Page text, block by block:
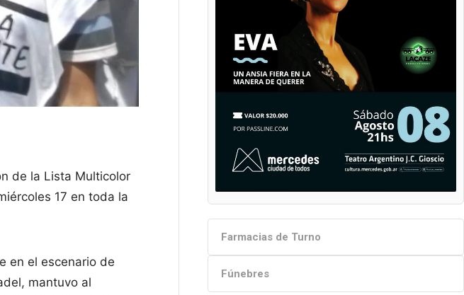
de la Lista Multicolor
17 en toda la
en el escenario de
mantuvo al
Farmacias de Turno
Fúnebres